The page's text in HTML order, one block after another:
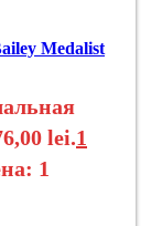
Medalist
lei.1
1